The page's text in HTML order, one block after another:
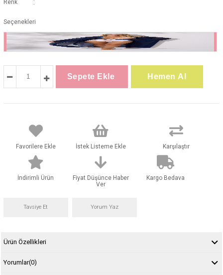
Renk
Seçenekleri
:
Favorilere Ekle İstek Listeme Ekle Karşılaştır
İndirimli Ürün
Fiyat Düşünce Haber
Ver
Kargo Bedava
Tavsiye Et Yorum Yaz
Ürün Özellikleri
Yorumlar(0)